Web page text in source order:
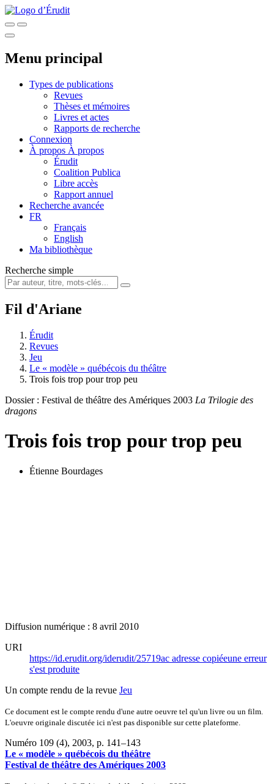
Menu principal
Types de publications
Revues
Thèses et mémoires
Livres et actes
Rapports de recherche
Connexion
À propos À propos
Érudit
Coalition Publica
Libre accès
Rapport annuel
Recherche avancée
FR
Français
English
Ma bibliothèque
Recherche simple
Fil d'Ariane
Érudit
Revues
Jeu
Le « modèle » québécois du théâtre
Trois fois trop pour trop peu
Dossier : Festival de théâtre des Amériques 2003 La Trilogie des
dragons
Trois fois trop pour trop peu
Étienne Bourdages
Diffusion numérique : 8 avril 2010
URI
https://id.erudit.org/iderudit/25719ac adresse copiéeune erreur
s'est produite
Un compte rendu de la revue Jeu
Ce document est le compte rendu d'une autre oeuvre tel qu'un livre ou un film.
L'oeuvre originale discutée ici n'est pas disponible sur cette plateforme.
Numéro 109 (4), 2003, p. 141–143
Le « modèle » québécois du théâtre
Festival de théâtre des Amériques 2003